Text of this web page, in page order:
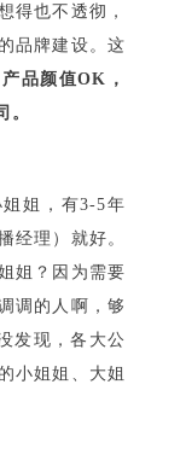
得也不透彻，
品牌建设。这
产品颜值OK，
。
姐，有3-5年
经理）就好。
姐？因为需要
调的人啊，够
发现，各大公
小姐姐、大姐